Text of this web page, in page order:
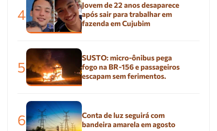
4
Jovem de 22 anos desaparece
após sair para trabalhar em
fazenda em Cujubim
5
SUSTO: micro-ônibus pega
fogo na BR-156 e passageiros
escapam sem ferimentos.
6
Conta de luz seguirá com
bandeira amarela em agosto